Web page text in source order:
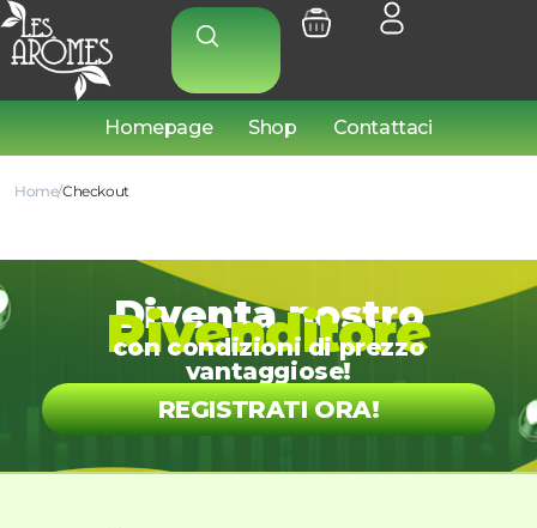
Homepage Shop Contattaci
Home Checkout
Diventa nostro
Rivenditore
con condizioni di prezzo
vantaggiose!
REGISTRATI ORA!